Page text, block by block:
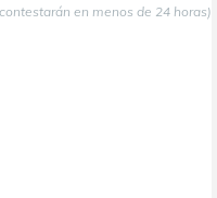
en menos de 24 horas)